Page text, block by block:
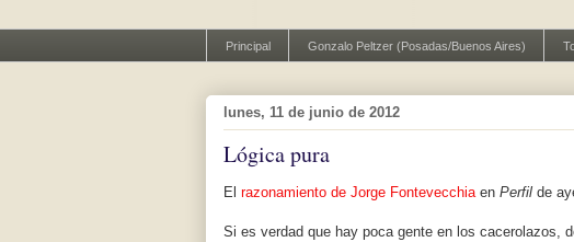
Principal Gonzalo Peltzer (Posadas/Buenos Aires)
lunes, 11 de junio de 2012
Lógica pura
El razonamiento de Jorge Fontevecchiaen Perfil de
Si es verdad que hay poca gente en los cacerolazos,